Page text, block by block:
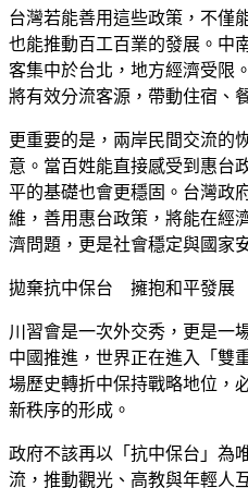
台灣若能善用這些政策，不僅
也能推動百工百業的發展。中
客集中於台北，地方經濟受限
將有效分流客源，帶動住宿、
更重要的是，兩岸民間交流的
意。當百姓能直接感受到惠台
平的基礎也會更穩固。台灣政
維，善用惠台政策，將能在經
濟問題，更是社會穩定與國家
拋棄抗中保台 擁抱和平發展
川習會是一次外交秀，更是一
中國推進，世界正在進入「雙
場歷史轉折中保持戰略地位，
新秩序的形成。
政府不該再以「抗中保台」為
流，推動觀光、高教與年輕人